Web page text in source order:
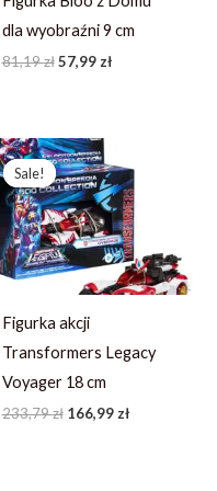
dla wyobraźni 9 cm
81,19zł 57,99zł
Sale!
Sale!
Figurka akcji
Transformers Legacy
Voyager 18 cm
233,79zł
Pierwotna
cena
wynosiła:
233,79 zł.
166,99zł
cena
wynosi:
166,99 zł.